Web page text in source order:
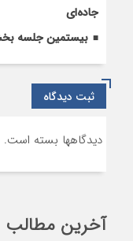
جاده‌ای
بیستمین جلسه
ثبت دیدگاه
دیدگاهها بسته است.
آخرین مطالب